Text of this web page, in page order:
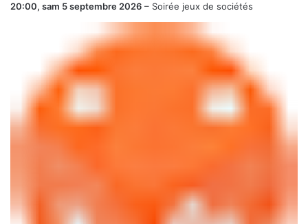
20:00, sam 5 septembre 2026 – Soirée jeux de sociétés